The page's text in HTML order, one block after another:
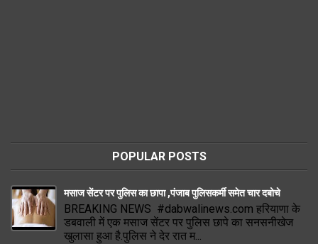
POPULAR POSTS
मसाज सेंटर पर पुलिस का छापा ,पंजाब पुलिसकर्मी समेत चार दबोचे
BREAKING NEWS #dabwalinews.com हरियाणा के
डबवाली में एक मसाज सेंटर पर पुलिस छापे का सनसनीखेज
खुलासा हुआ है.पुलिस ने देर रात म...